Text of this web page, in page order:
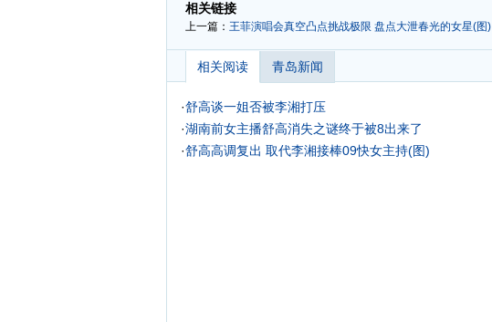
相关链接
上一篇： 王菲演唱会真空凸点挑战极限 盘点大泄春光的女星(图)
相关阅读 青岛新闻
·舒高谈一姐否被李湘打压
·湖南前女主播舒高消失之谜终于被8出来了
·舒高高调复出 取代李湘接棒09快女主持(图)